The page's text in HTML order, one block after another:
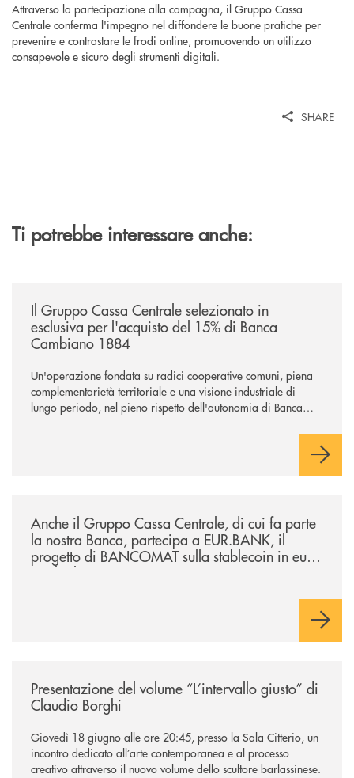
Attraverso la partecipazione alla campagna, il Gruppo Cassa
Centrale conferma l'impegno nel diffondere le buone pratiche per
prevenire e contrastare le frodi online, promuovendo un utilizzo
consapevole e sicuro degli strumenti digitali.
SHARE
Ti potrebbe interessare anche:
Il Gruppo Cassa Centrale selezionato in
esclusiva per l'acquisto del 15% di Banca
Cambiano 1884
Un'operazione fondata su radici cooperative comuni, piena
complementarietà territoriale e una visione industriale di
lungo periodo, nel pieno rispetto dell'autonomia di Banca
negoziazione esclusiva per la finalizzazione dell’operazione.
Anche il Gruppo Cassa Centrale, di cui fa parte
la nostra Banca, partecipa a EUR.BANK, il
progetto di BANCOMAT sulla stablecoin in euro
e sul relativo ecosistema
Presentazione del volume “L’intervallo giusto” di
Claudio Borghi
Giovedì 18 giugno alle ore 20:45, presso la Sala Citterio, un
incontro dedicato all’arte contemporanea e al processo
creativo attraverso il nuovo volume dello scultore barlassinese.